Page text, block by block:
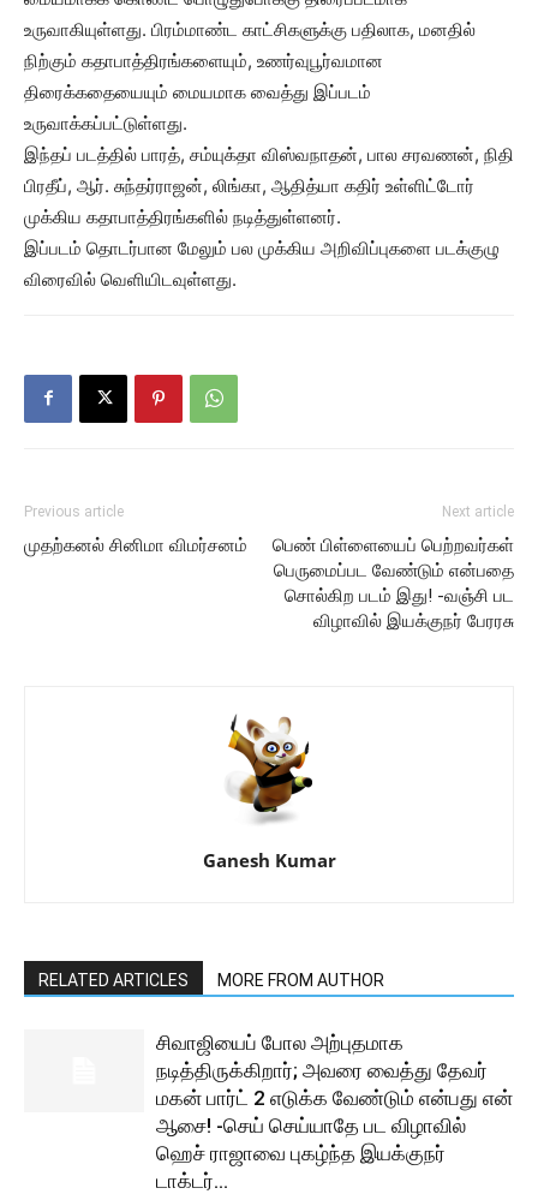
உருவாகியுள்ளது. பிரம்மாண்ட காட்சிகளுக்கு பதிலாக, மனதில்
நிற்கும் கதாபாத்திரங்களையும், உணர்வுபூர்வமான
திரைக்கதையையும் மையமாக வைத்து இப்படம்
உருவாக்கப்பட்டுள்ளது.
இந்தப் படத்தில் பாரத், சம்யுக்தா விஸ்வநாதன், பால சரவணன், நிதி
பிரதீப், ஆர். சுந்தர்ராஜன், லிங்கா, ஆதித்யா கதிர் உள்ளிட்டோர்
முக்கிய கதாபாத்திரங்களில் நடித்துள்ளனர்.
இப்படம் தொடர்பான மேலும் பல முக்கிய அறிவிப்புகளை படக்குழு
விரைவில் வெளியிடவுள்ளது.
Previous article
முதற்கனல் சினிமா விமர்சனம்
Next article
பெண் பிள்ளையைப் பெற்றவர்கள்
பெருமைப்பட வேண்டும் என்பதை
சொல்கிற படம் இது! -வஞ்சி பட
விழாவில் இயக்குநர் பேரரசு
Ganesh Kumar
RELATED ARTICLES MORE FROM AUTHOR
சிவாஜியைப் போல அற்புதமாக
நடித்திருக்கிறார்; அவரை வைத்து தேவர்
மகன் பார்ட் 2 எடுக்க வேண்டும் என்பது என்
ஆசை! -செய் செய்யாதே பட விழாவில்
ஹெச் ராஜாவை புகழ்ந்த இயக்குநர்
டாக்டர்...